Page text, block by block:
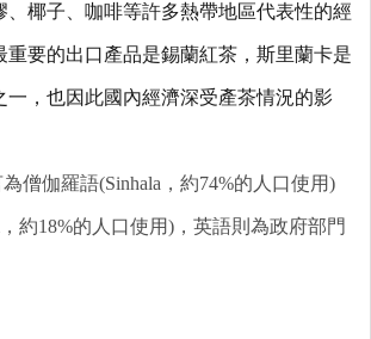
、椰子、咖啡等許多熱帶地區代表性的經
重要的出口產品是錫蘭紅茶，斯里蘭卡是
一，也因此國內經濟深受產茶情況的影
僧伽羅語(Sinhala，約74%的人口使用)
約18%的人口使用)，英語則為政府部門